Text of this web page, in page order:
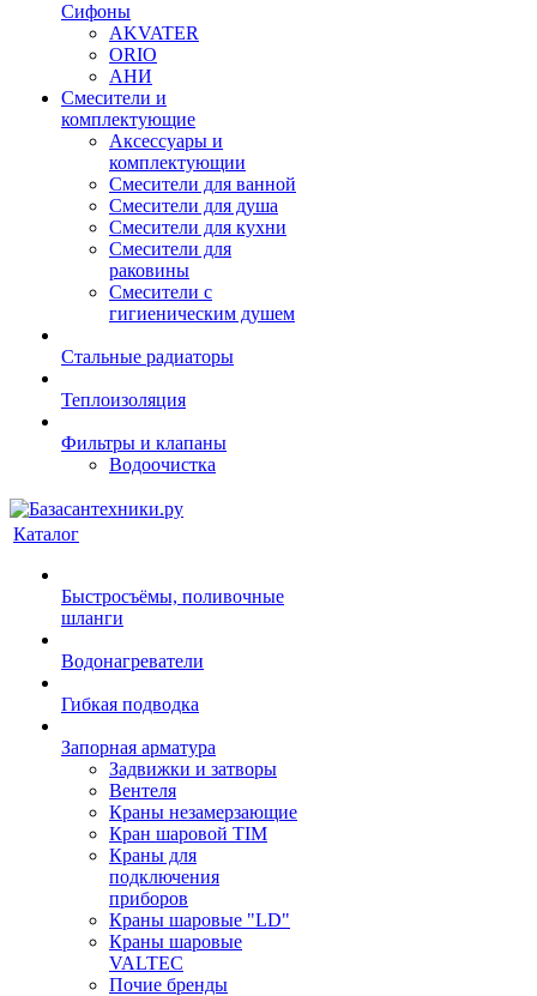
Сифоны
AKVATER
ORIO
АНИ
Смесители и
комплектующие
Аксессуары и
комплектующии
Смесители для ванной
Смесители для душа
Смесители для кухни
Смесители для
раковины
Смесители с
гигиеническим душем
Стальные радиаторы
Теплоизоляция
Фильтры и клапаны
Водоочистка
Каталог
Быстросъёмы, поливочные
шланги
Водонагреватели
Гибкая подводка
Запорная арматура
Задвижки и затворы
Вентеля
Краны незамерзающие
Кран шаровой TIM
Краны для
подключения
приборов
Краны шаровые "LD"
Краны шаровые
VALTEC
Почие бренды